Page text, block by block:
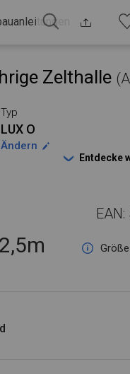
Zelthalle
Typ
LUX O
Ändern
Entdecke